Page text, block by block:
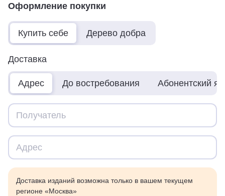
Оформление покупки
Купить себе Дерево добра
Доставка
Адрес До востребования Абонентский
Доставка изданий возможна только в вашем текущем
регионе «Москва»